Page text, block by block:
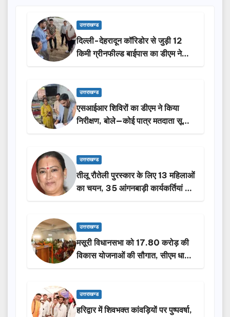
उत्तराखण्ड
दिल्ली-देहरादून कॉरिडोर से जुड़ी 12
किमी ग्रीनफील्ड बाईपास का डीएम ने
किया निरीक्षण…
उत्तराखण्ड
एसआईआर शिविरों का डीएम ने किया
निरीक्षण, बोले—कोई पात्र मतदाता सूची
से न छूटे…
उत्तराखण्ड
तीलू रौतेली पुरस्कार के लिए 13 महिलाओं
का चयन, 35 आंगनबाड़ी कार्यकर्तियां भी
होंगी सम्मानित…
उत्तराखण्ड
मसूरी विधानसभा को 17.80 करोड़ की
विकास योजनाओं की सौगात, सीएम धामी
ने किया लोकार्पण-शिलान्यास.
उत्तराखण्ड
हरिद्वार में शिवभक्त कांवड़ियों पर पुष्पवर्षा,